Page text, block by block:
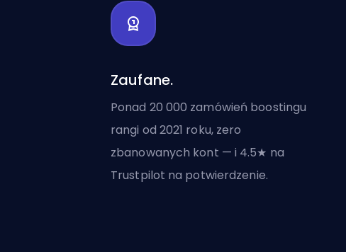
Zaufane.
Ponad 20 000 zamówień boostingu
rangi od 2021 roku, zero
zbanowanych kont — i 4.5★ na
Trustpilot na potwierdzenie.